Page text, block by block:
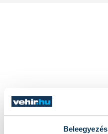
Beleegyezés